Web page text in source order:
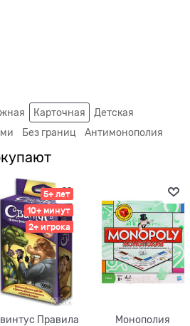
Карточная
Детская
Без границ Антимонополия
5+ лет
10+ минут
2+ игрока
Правила
Монополия